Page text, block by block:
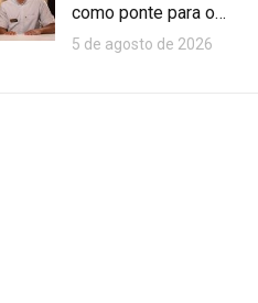
como ponte para o…
5 de agosto de 2026